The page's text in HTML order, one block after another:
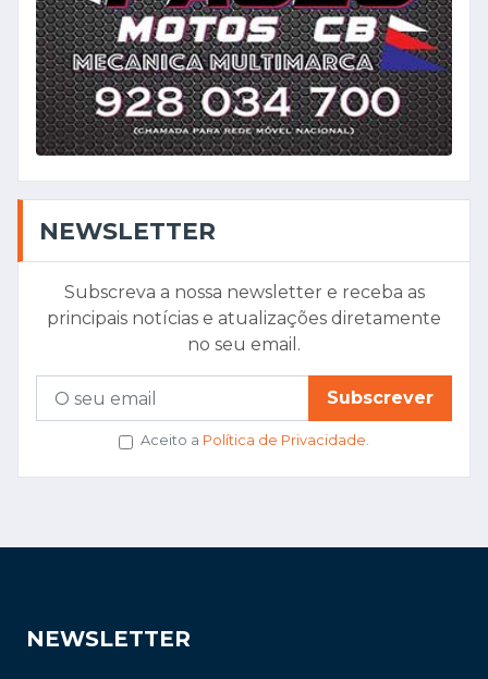
NEWSLETTER
Subscreva a nossa newsletter e receba as
principais notícias e atualizações diretamente
no seu email.
Subscrever
Aceito a Política de Privacidade.
NEWSLETTER